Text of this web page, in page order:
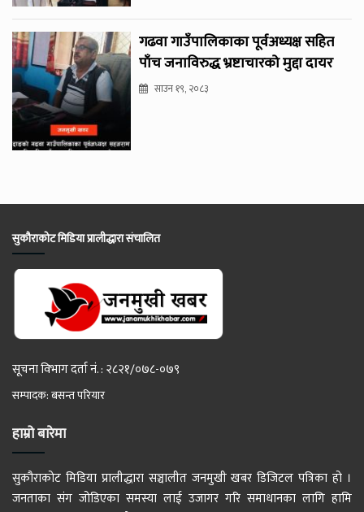
गढवा गाउँपालिकाका पूर्वअध्यक्ष सहित
पाँच जनाविरुद्ध भ्रष्टाचारको मुद्दा दायर
साउन १९, २०८३
सुकौराकोट मिडिया प्रालीद्धारा संचालित
सूचना विभाग दर्ता नं. : २८२१/०७८-०७९
सम्पादक: बसन्त परियार
हाम्रो बारेमा
सुकौराकोट मिडिया प्रालीद्धारा सञ्चालीत जनमुखी खबर डिजिटल पत्रिका हो ।
जनताका संग जोडिएका समस्या लाई उजागर गरि समाधानका लागि हामि